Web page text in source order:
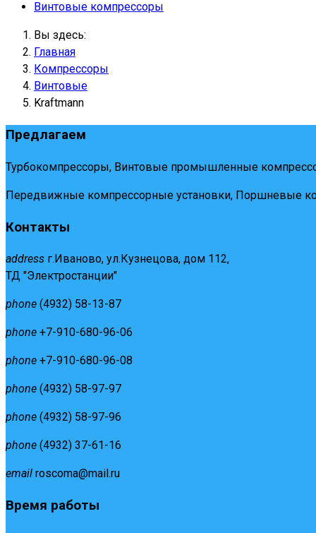
Винтовые компрессоры
Вы здесь:
Главная
Компрессоры
Винтовые
Kraftmann
Предлагаем
Турбокомпрессоры, Винтовые промышленные
Передвижные компрессорные установки, Поршневые
Контакты
address г.Иваново, ул.Кузнецова, дом 112,
ТД "Электростанции"
phone (4932) 58-13-87
phone +7-910-680-96-06
phone +7-910-680-96-08
phone (4932) 58-97-97
phone (4932) 58-97-96
phone (4932) 37-61-16
email roscoma@mail.ru
Время работы